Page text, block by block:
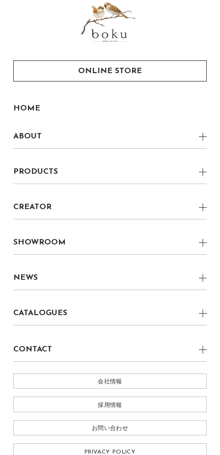
ONLINE STORE
HOME
ABOUT
boku CREATOR
boku CRAFTSMAN
PRODUCTS
Living Table
Dining Table
Lounge Chair
Ornament
CREATOR
boku CRAFTSMAN
SHOWROOM
NEWS
MEDIA
CATALOGUES
CONTACT
会社情報
採用情報
お問い合わせ
PRIVACY POLICY